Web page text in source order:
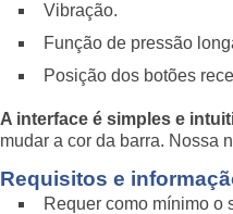
Vibração.
Função de pressão
Posição dos botões
A interface é simples e
mudar a cor da barra. Nossa
Requisitos e
Requer como mínimo o